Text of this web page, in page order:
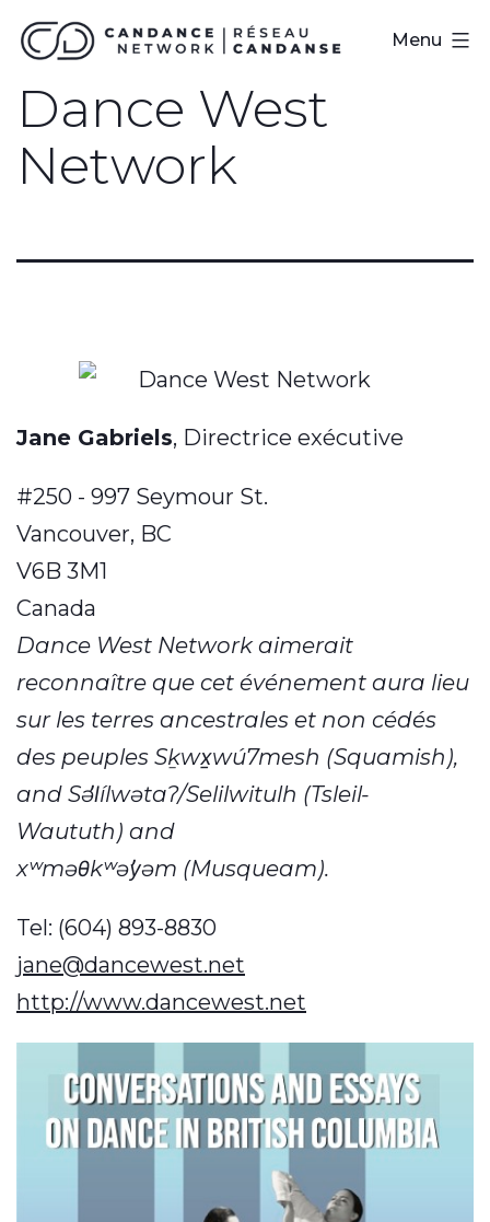
Skip
to
content
Réseau
Menu
Dance West
Network
Jane Gabriels, Directrice exécutive
#250 - 997 Seymour St.
Vancouver, BC
V6B 3M1
Canada
Dance West Network aimerait
reconnaître que cet événement aura lieu
sur les terres ancestrales et non cédés
des peuples Sḵwx̱wú7mesh (Squamish),
and Səl̓ílwətaʔ/Selilwitulh (Tsleil-
Waututh) and
xʷməθkʷəy̓əm (Musqueam).
Tel: (604) 893-8830
jane@dancewest.net
http://www.dancewest.net